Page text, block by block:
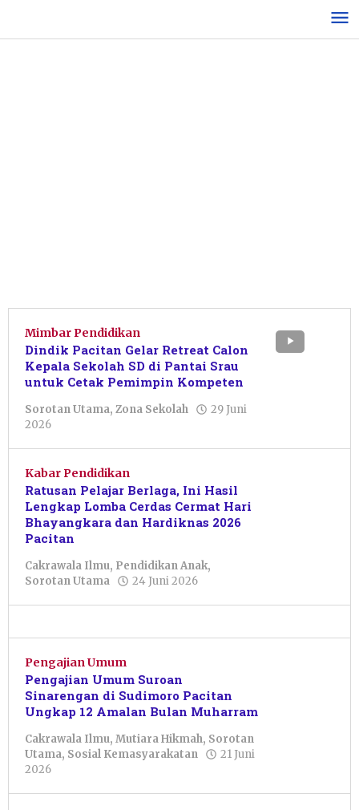
konten
Mimbar Pendidikan
Dindik Pacitan Gelar Retreat Calon
Kepala Sekolah SD di Pantai Srau
untuk Cetak Pemimpin Kompeten
Sorotan Utama, Zona Sekolah
29 Juni
2026
Kabar Pendidikan
Ratusan Pelajar Berlaga, Ini Hasil
Lengkap Lomba Cerdas Cermat Hari
Bhayangkara dan Hardiknas 2026
Pacitan
Cakrawala Ilmu, Pendidikan Anak,
Sorotan Utama
24 Juni 2026
Azizah
Pengajian Umum
Pengajian Umum Suroan
Sinarengan di Sudimoro Pacitan
Ungkap 12 Amalan Bulan Muharram
Cakrawala Ilmu, Mutiara Hikmah, Sorotan
Utama, Sosial Kemasyarakatan
21 Juni
2026
Azizah